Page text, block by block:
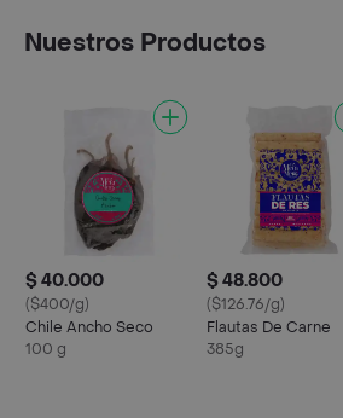
Nuestros Productos
$ 40.000
($400/g)
Chile Ancho Seco
100 g
$ 48.800
($126.76/g)
Flautas De Carne
385g